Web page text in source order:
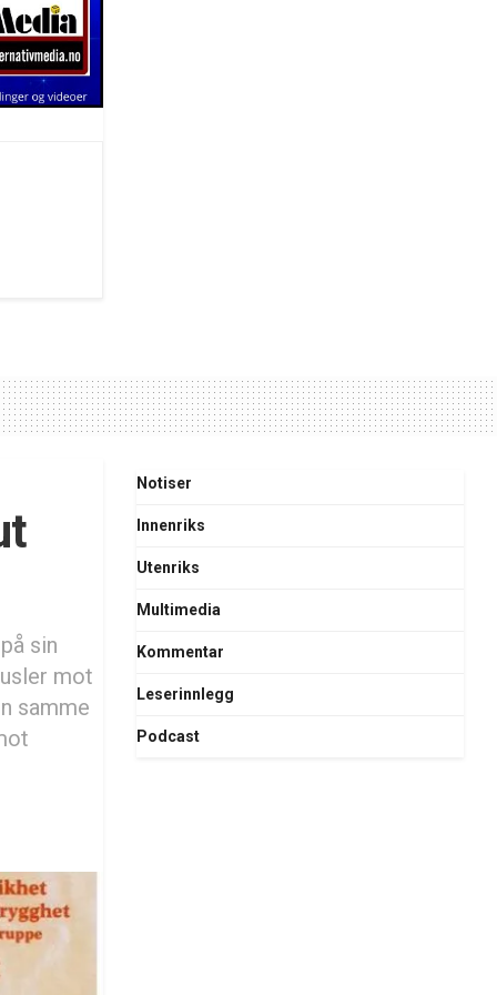
sin
mot
samme
Notiser
Innenriks
Utenriks
Multimedia
Kommentar
Leserinnlegg
Podcast